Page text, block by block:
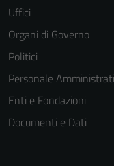
Uffici
Organi di Governo
Politici
Personale
Enti e Fondazioni
Documenti e Dati